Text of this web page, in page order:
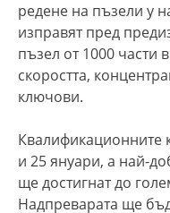
редене на пъзели у
изправят пред
пъзел от 1000 части
скоростта,
ключови.
Квалификационните
и 25 януари, а най-
ще достигнат до
Надпреварата ще